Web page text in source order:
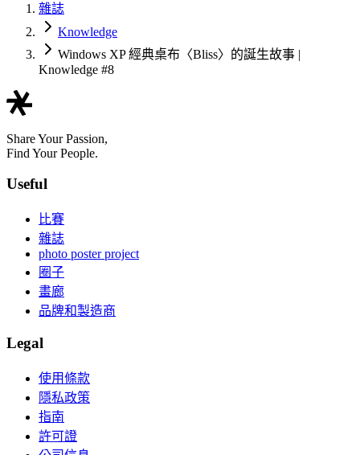
雜誌
Knowledge
Windows XP 經典桌布〈Bliss〉的誕生故事 |
Knowledge #8
Share Your Passion,
Find Your People.
Useful
比賽
雜誌
photo poster project
圈子
畫廊
品牌和製造商
Legal
使用條款
隱私政策
指南
許可證